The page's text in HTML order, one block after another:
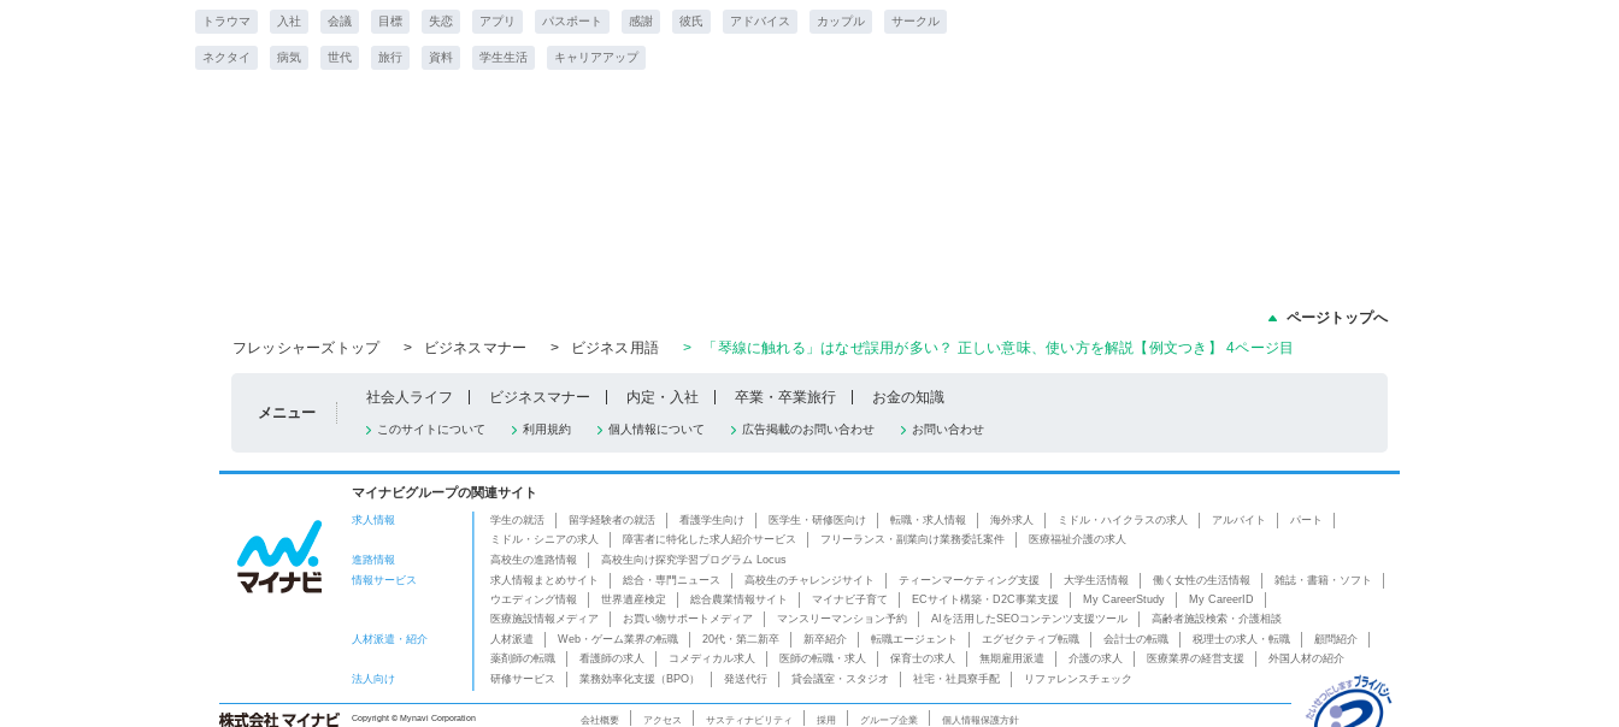
トラウマ 入社 会議 目標 失恋 アプリ パスポート 感謝 彼氏 アドバイス カップル サークル
ネクタイ 病気 世代 旅行 資料 学生生活 キャリアアップ
ページトップへ
フレッシャーズトップ
> ビジネスマナー > ビジネス用語 > 「琴線に触れる」はなぜ誤用が多い？ 正しい意味、使い方を解説【例文つき】 4ページ目
メニュー
社会人ライフ ビジネスマナー 内定・入社 卒業・卒業旅行 お金の知識
このサイトについて 利用規約 個人情報について 広告掲載のお問い合わせ お問い合わせ
マイナビグループの関連サイト
求人情報 学生の就活 留学経験者の就活 看護学生向け 医学生・研修医向け 転職・求人情報 海外求人 ミドル・ハイクラスの求人 アルバイト
パート
ミドル・シニアの求人
障害者に特化した求人紹介サービス フリーランス・副業向け業務委託案件
医療福祉介護の求人
進路情報
高校生の進路情報
高校生向け探究学習プログラム Locus
情報サービス
求人情報まとめサイト 総合・専門ニュース 高校生のチャレンジサイト ティーンマーケティング支援 大学生活情報 働く女性の生活情報
雑誌・書籍・ソフト
ウエディング情報
世界遺産検定 総合農業情報サイト マイナビ子育て ECサイト構築・D2C事業支援 My CareerStudy
My CareerID
医療施設情報メディア
お買い物サポートメディア マンスリーマンション予約 AIを活用したSEOコンテンツ支援ツール
高齢者施設検索・介護相談
人材派遣・紹介
人材派遣 Web・ゲーム業界の転職 20代・第二新卒 新卒紹介 転職エージェント エグゼクティブ転職 会計士の転職 税理士の求人・転職
顧問紹介
薬剤師の転職
看護師の求人 コメディカル求人 医師の転職・求人 保育士の求人 無期雇用派遣 介護の求人 医療業界の経営支援
外国人材の紹介
法人向け
研修サービス 業務効率化支援（BPO） 発送代行 貸会議室・スタジオ 社宅・社員寮手配 リファレンスチェック
Copyright © Mynavi Corporation 会社概要 アクセス サスティナビリティ 採用 グループ企業 個人情報保護方針